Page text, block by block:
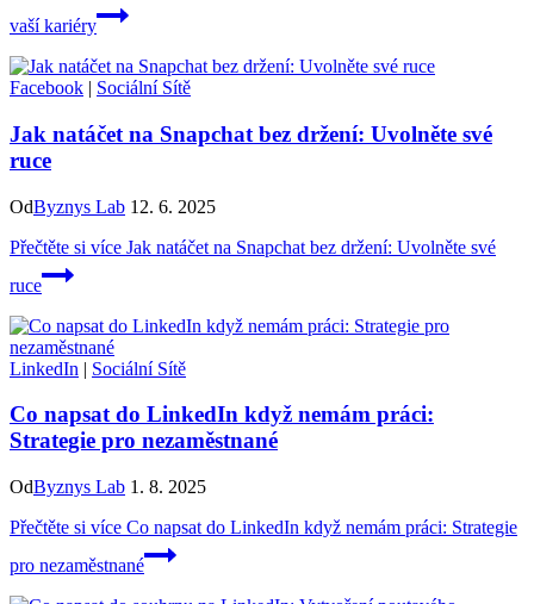
vaší kariéry
Facebook | Sociální Sítě
Jak natáčet na Snapchat bez držení: Uvolněte své
ruce
OdByznys Lab 12. 6. 2025
Přečtěte si více Jak natáčet na Snapchat bez držení: Uvolněte své
ruce
LinkedIn | Sociální Sítě
Co napsat do LinkedIn když nemám práci:
Strategie pro nezaměstnané
OdByznys Lab 1. 8. 2025
Přečtěte si více Co napsat do LinkedIn když nemám práci: Strategie
pro nezaměstnané